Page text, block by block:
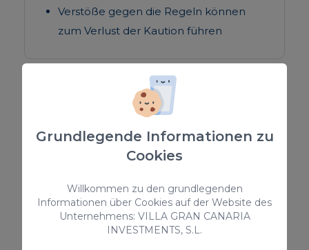
Verstöße gegen die Regeln können
zum Verlust der Kaution führen
✅ Verifizierte Mietinformationen
Regionale Touristenlizenznummer für
Ferienunterkünfte:
Nationale Registrierungsnummer für
Kurzzeitvermietung:
Grundlegende Informationen zu
Cookies
Willkommen zu den grundlegenden
Informationen über Cookies auf der Website des
Unternehmens: VILLA GRAN CANARIA
INVESTMENTS, S.L.